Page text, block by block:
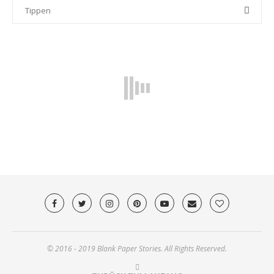
© 2016 - 2019 Blank Paper Stories. All Rights Reserved.